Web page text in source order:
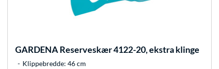
GARDENAReserveskær 4122-20, ekstra klinge
Klippebredde: 46 cm